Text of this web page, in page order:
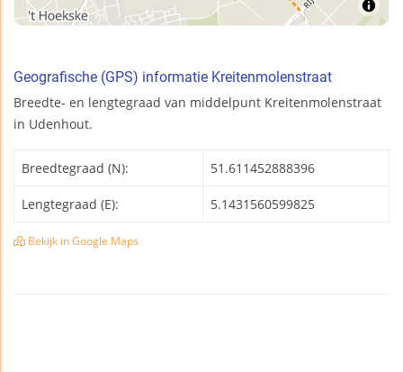
Geografische (GPS) informatie Kreitenmolenstraat
Breedte- en lengtegraad van middelpunt Kreitenmolenstraat
in Udenhout.
Breedtegraad (N): 51.611452888396
Lengtegraad (E): 5.1431560599825
Bekijk in Google Maps